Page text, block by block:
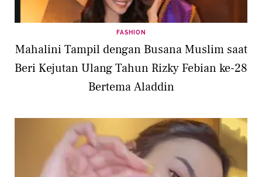
FASHION
Mahalini Tampil dengan Busana Muslim saat
Beri Kejutan Ulang Tahun Rizky Febian ke-28
Bertema Aladdin